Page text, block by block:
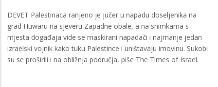
DEVET Palestinaca ranjeno je jučer u napadu doseljenika na
grad Huwaru na sjeveru Zapadne obale, a na snimkama s
mjesta događaja vide se maskirani napadači i najmanje jedan
izraelski vojnik kako tuku Palestince i uništavaju imovinu. Sukobi
su se proširili i na obližnja područja, piše The Times of Israel.